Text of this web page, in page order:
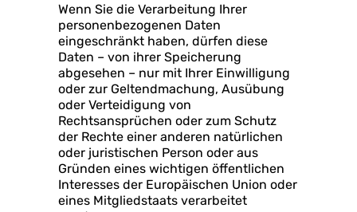
Wenn Sie die Verarbeitung Ihrer
personenbezogenen Daten
eingeschränkt haben, dürfen diese
Daten – von ihrer Speicherung
abgesehen – nur mit Ihrer Einwilligung
oder zur Geltendmachung, Ausübung
oder Verteidigung von
Rechtsansprüchen oder zum Schutz
der Rechte einer anderen natürlichen
oder juristischen Person oder aus
Gründen eines wichtigen öffentlichen
Interesses der Europäischen Union oder
eines Mitgliedstaats verarbeitet